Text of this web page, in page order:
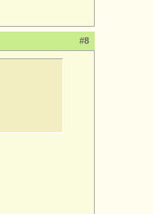
#8